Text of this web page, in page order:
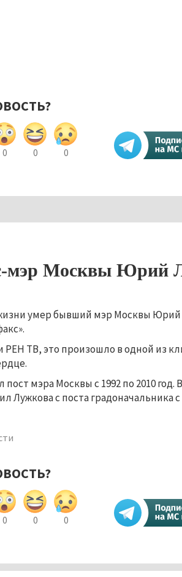
0 0 0
мэр Москвы Юрий
умер бывший мэр Москвы Юрий
ТВ, это произошло в одной из
мэра Москвы с 1992 по 2010
Лужкова с поста градоначальника
0 0 0